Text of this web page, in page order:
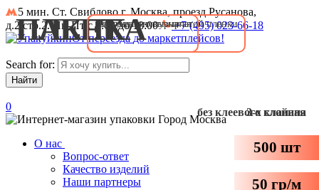
5 мин. Ст. Свиблово г. Москва, проезд Русанова,
д.2,стр.2. Пн-Пт с 9:00 до 18:00
+7 (495) 023-66-18
Отпереезда домаркетплейсов!
Search for:
0
Город Москва
О нас
Вопрос-ответ
Качество изделий
Наши партнеры
ПЛЕНКА
Воздушно-пузырчатая
3-х слойная
ПАКЕТиз воздушно пузырчатой пленки
без клеевого клапана
500 шт
50 гр/м